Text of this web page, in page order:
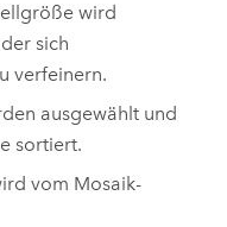
wird
sich
verfeinern.
ausgewählt und
sortiert.
vom Mosaik-